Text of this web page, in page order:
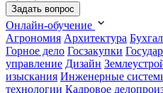
Задать вопрос
Онлайн-обучение
Агрономия Архитектура
Горное дело Госзакупки
управление Дизайн
изыскания Инженерные
технологии Кадровое